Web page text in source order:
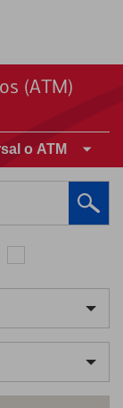
(ATM)
o ATM